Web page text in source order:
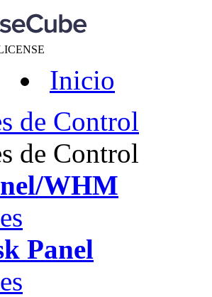
Inicio
de Control
de Control
WHM
Panel